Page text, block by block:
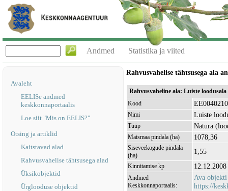
Andmed Statistika ja viited
Avaleht
EELISe andmed
keskkonnaportaalis
Loe siit "Mis on EELIS?"
Otsing ja artiklid
Kaitstavad alad
Rahvusvahelise tähtsusega alad
Üksikobjektid
Ürglooduse objektid
Rahvusvahelise tähtsusega ala
Rahvusvaheline ala: Luiste loodusala
Kood
EE0040210
Nimi Luiste
Tüüp Natura
Maismaa pindala (ha) 1078,36
Siseveekogude pindala
(ha)
1,55
Kinnitamise kp 12.12.2008
Andmed
Keskkonnaportaalis:
Ava objekti
https://